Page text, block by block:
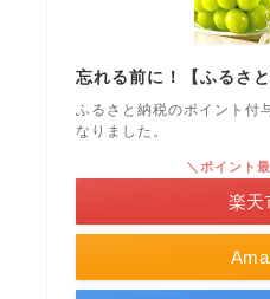
忘れる前に！【ふるさ
ふるさと納税のポイント付
なりました。
＼ポイント
楽天